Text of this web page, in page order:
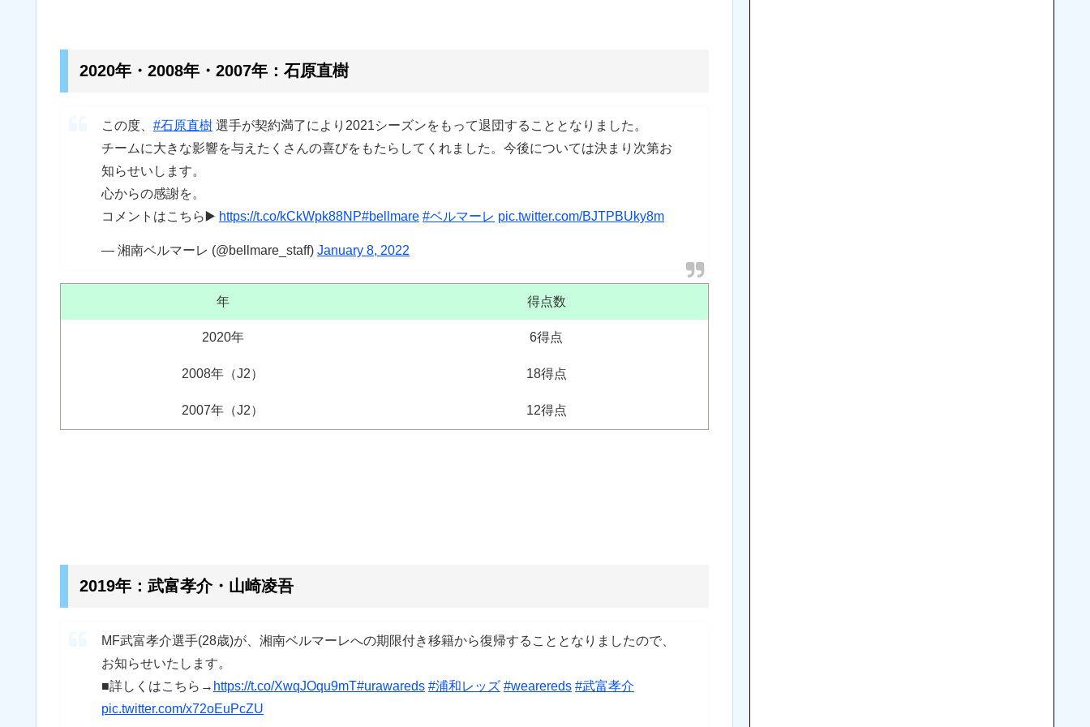
2020年・2008年・2007年：石原直樹
この度、 #石原直樹 選手が契約満了により2021シーズンをもって退団することとなりました。
チームに大きな影響を与えたくさんの喜びをもたらしてくれました。今後については決まり次第お
知らせいします。
心からの感謝を。
コメントはこちら▶️ https://t.co/kCkWpk88NP#bellmare #ベルマーレ pic.twitter.com/BJTPBUky8m
— 湘南ベルマーレ (@bellmare_staff) January 8, 2022
年 得点数
2020年 6得点
2008年（J2） 18得点
2007年（J2） 12得点
2019年：武富孝介・山崎凌吾
MF武富孝介選手(28歳)が、湘南ベルマーレへの期限付き移籍から復帰することとなりましたので、
お知らせいたします。
■詳しくはこちら→ https://t.co/XwqJOqu9mT#urawareds #浦和レッズ #wearereds #武富孝介
pic.twitter.com/x72oEuPcZU